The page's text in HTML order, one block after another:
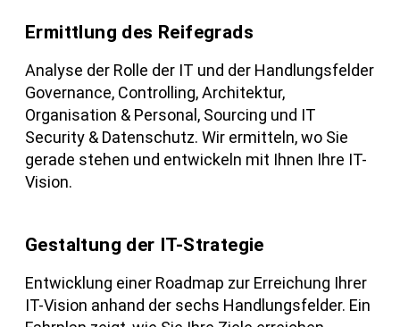
Ermittlung des Reifegrads
Analyse der Rolle der IT und der Handlungsfelder
Governance, Controlling, Architektur,
Organisation & Personal, Sourcing und IT
Security & Datenschutz. Wir ermitteln, wo Sie
gerade stehen und entwickeln mit Ihnen Ihre IT-
Vision.
Gestaltung der IT-Strategie
Entwicklung einer Roadmap zur Erreichung Ihrer
IT-Vision anhand der sechs Handlungsfelder. Ein